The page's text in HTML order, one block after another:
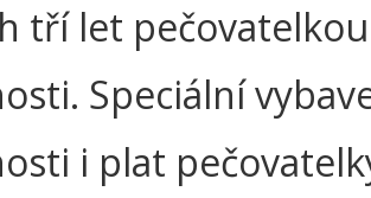
tří let
Speciální
i plat